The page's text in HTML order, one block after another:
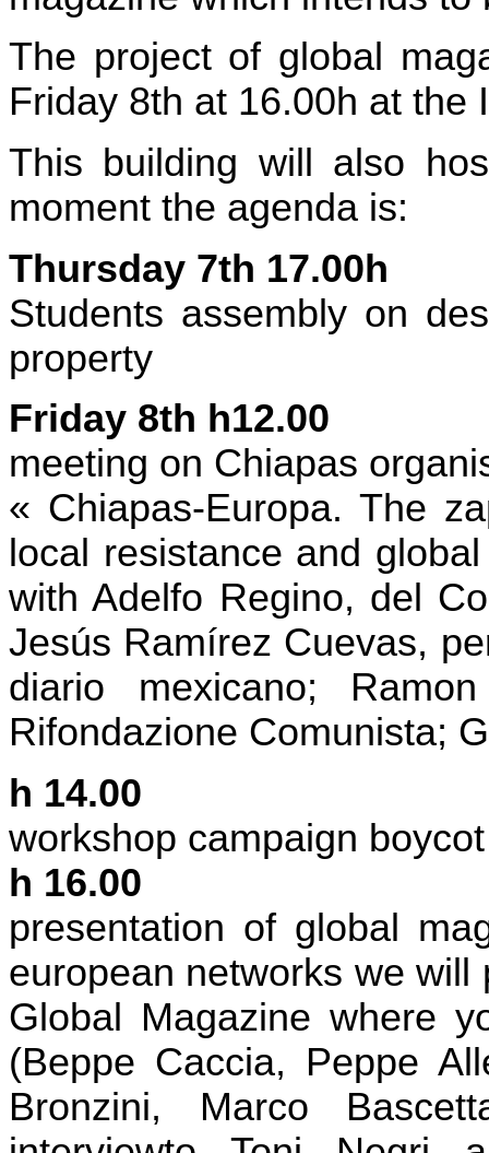
The project of global
Friday 8th at 16.00h at the
This building will also
moment the agenda is:
Thursday 7th 17.00h
Students assembly on
property
Friday 8th h12.00
meeting on Chiapas
« Chiapas-Europa. The
local resistance and
with Adelfo Regino, del
Jesús Ramírez Cuevas,
diario mexicano;
Rifondazione Comunista;
h 14.00
workshop campaign
h 16.00
presentation of global
european networks we
Global Magazine where
(Beppe Caccia, Peppe
Bronzini, Marco